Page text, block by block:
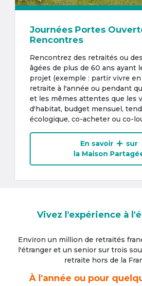
Journées Portes
Rencontres
Rencontrez des retraités ou
âgées de plus de 60 ans ayant
projet (exemple : partir vivre en
retraite à l'année ou pendant
et les mêmes attentes que les
d'habitat, budget mensuel,
écologique, co-acheter ou co-
En savoir
sur
la Maison
Vivez l'expérience à
Environ un million de retraités
l'étrangeret un senior sur trois
retraite hors de la
À l'année ou pour